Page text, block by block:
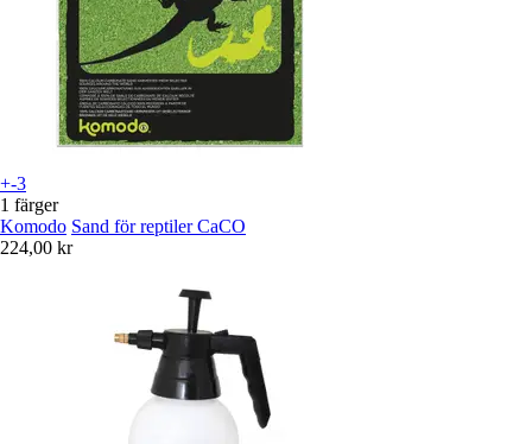
+-3
1 färger
Komodo Sand för reptiler CaCO
224,00 kr